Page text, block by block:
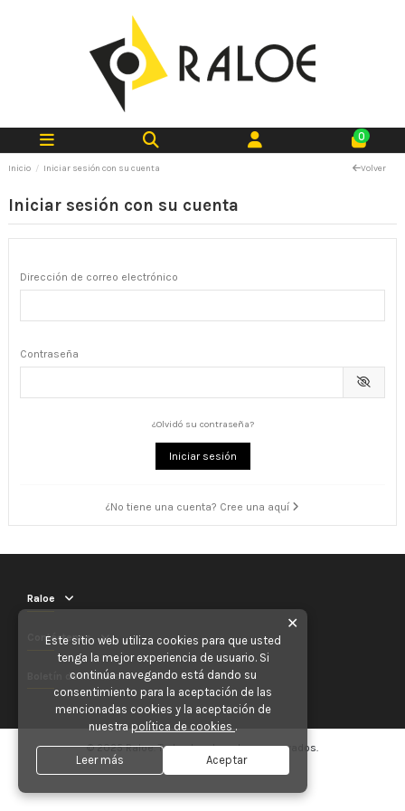
0
Inicio Iniciar sesión con su cuenta Volver
Iniciar sesión con su cuenta
Dirección de correo electrónico
Contraseña
¿Olvidó su contraseña?
Iniciar sesión
¿No tiene una cuenta? Cree una aquí
Raloe
Contáctenos
Boletín de noticias
© 2025 Raloe. Todos los derechos reservados.
✕
Este sitio web utiliza cookies para que usted
tenga la mejor experiencia de usuario. Si
continúa navegando está dando su
consentimiento para la aceptación de las
mencionadas cookies y la aceptación de
nuestra política de cookies .
Leer más Aceptar